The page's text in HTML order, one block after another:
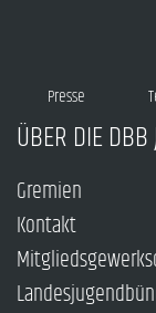
Presse
ÜBER DIE DBB
Gremien
Kontakt